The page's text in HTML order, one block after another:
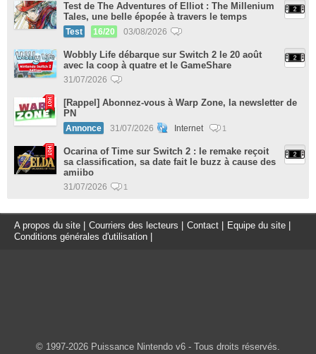
Test de The Adventures of Elliot : The Millenium
Tales, une belle épopée à travers le temps
Test 16/20 03/08/2026
Wobbly Life débarque sur Switch 2 le 20 août
avec la coop à quatre et le GameShare
31/07/2026
[Rappel] Abonnez-vous à Warp Zone, la newsletter de
PN
Annonce 31/07/2026 Internet 1
Ocarina of Time sur Switch 2 : le remake reçoit
sa classification, sa date fait le buzz à cause des
amiibo
31/07/2026 1
A propos du site Courriers des lecteurs Contact Equipe du site
Conditions générales d'utilisation
© 1997-2026 Puissance Nintendo v6 - Tous droits réservés.